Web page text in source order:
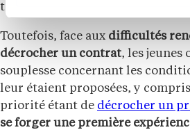
tiers d’entre eux).
Toutefois, face aux difficultés
décrocher un contrat, les jeunes
souplesse concernant les
leur étaient proposées, y
priorité étant de décrocher un
se forger une première